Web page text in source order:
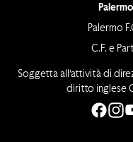
Palermo
C.F. e
Soggetta all’attività di
diritto inglese